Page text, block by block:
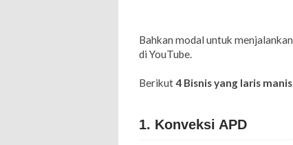
Bahkan modal untuk
di YouTube.
Berikut4 Bisnis yang laris manis
1. Konveksi APD